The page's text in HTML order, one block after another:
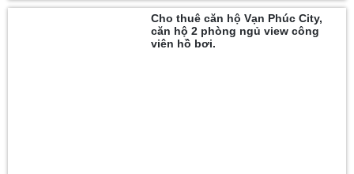
Cho thuê căn hộ Vạn Phúc City,
căn hộ 2 phòng ngủ view công
viên hồ bơi.